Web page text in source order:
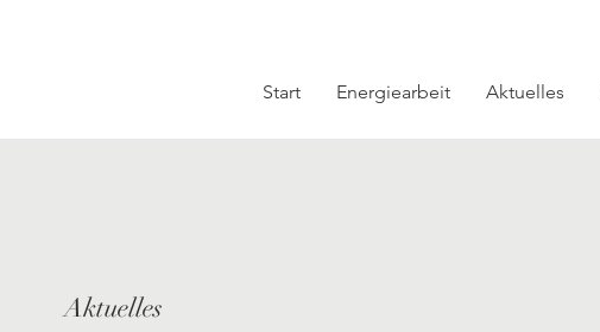
Start Energiearbeit Aktuelles
Aktuelles